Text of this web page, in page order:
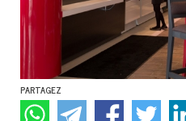
PARTAGEZ